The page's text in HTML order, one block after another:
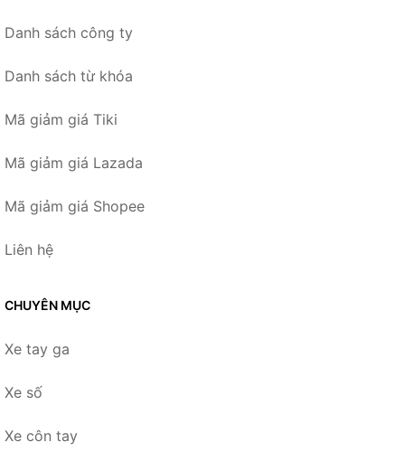
Danh sách công ty
Danh sách từ khóa
Mã giảm giá Tiki
Mã giảm giá Lazada
Mã giảm giá Shopee
Liên hệ
CHUYÊN MỤC
Xe tay ga
Xe số
Xe côn tay